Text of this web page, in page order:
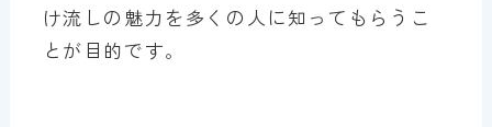
け流しの魅力を多くの人に知ってもらうこ
とが目的です。